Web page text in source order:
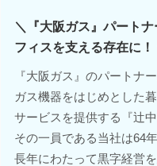
＼『大阪ガス』パート
フィスを支える存在に
『大阪ガス』のパートナ
ガス機器をはじめとした
サービスを提供する『辻中
その一員である当社は64
長年にわたって黒字経営を